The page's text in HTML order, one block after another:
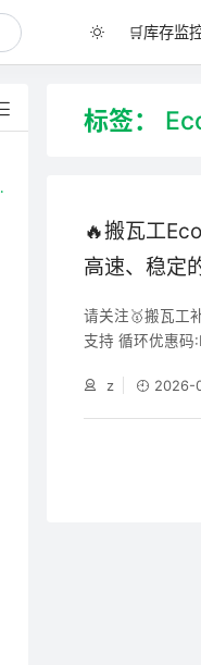
🛒库存监
标签：
🔥搬瓦工
高速、稳定
可选
请关注🥇搬瓦工
支持 循环优惠码
机器是搬瓦工经
机房（三网优化
z 2026-